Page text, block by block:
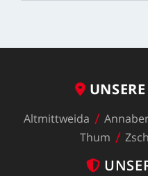
UNSERE
Altmittweida
Thum